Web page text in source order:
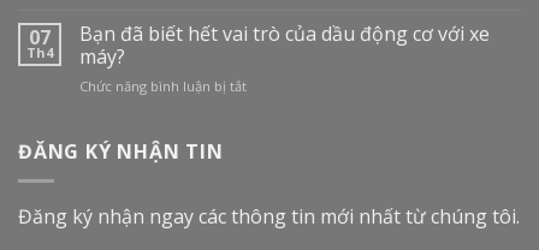
NAM:
CUỘC
Công
nghiệp
gì
nghiệp
07
Th4
Bạn đã biết hết vai trò của dầu động cơ với xe
máy?
Chức năng bình luận bị tắtở
trò
của
ĐĂNG KÝ NHẬN TIN
Đăng ký nhận ngay các thông tin mới nhất từ chúng tôi.